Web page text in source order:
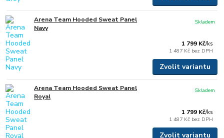
Arena Team Hooded Sweat Panel
Navy
1 799 Kč/ks
1 487 Kč bez DPH
Skladem
Zvolit variantu
Arena Team Hooded Sweat Panel
Royal
1 799 Kč/ks
1 487 Kč bez DPH
Skladem
Zvolit variantu